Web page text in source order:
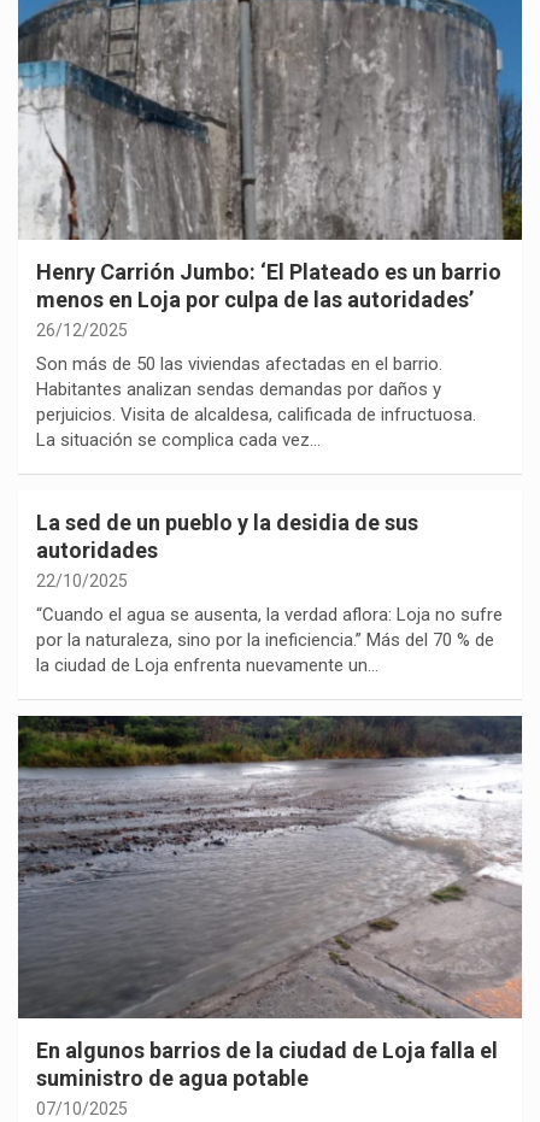
Henry Carrión Jumbo: ‘El Plateado es un barrio
menos en Loja por culpa de las autoridades’
26/12/2025
Son más de 50 las viviendas afectadas en el barrio.
Habitantes analizan sendas demandas por daños y
perjuicios. Visita de alcaldesa, calificada de infructuosa.
La situación se complica cada vez…
La sed de un pueblo y la desidia de sus
autoridades
22/10/2025
“Cuando el agua se ausenta, la verdad aflora: Loja no sufre
por la naturaleza, sino por la ineficiencia.” Más del 70 % de
la ciudad de Loja enfrenta nuevamente un…
En algunos barrios de la ciudad de Loja falla el
suministro de agua potable
07/10/2025